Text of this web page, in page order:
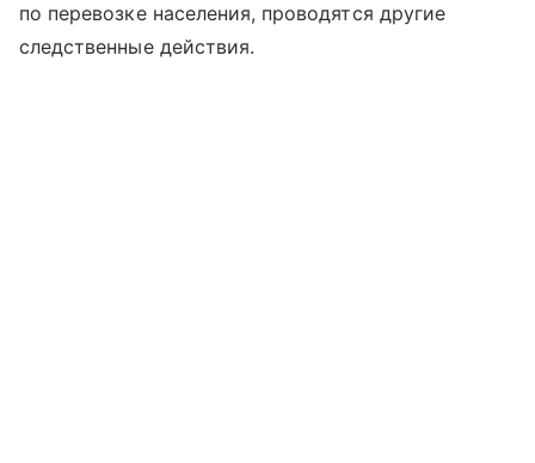
по перевозке населения, проводятся другие
следственные действия.